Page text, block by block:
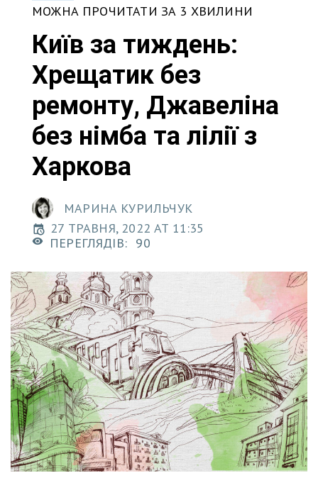
МОЖНА ПРОЧИТАТИ ЗА 3 ХВИЛИНИ
Київ за тиждень:
Хрещатик без
ремонту, Джавеліна
без німба та лілії з
Харкова
МАРИНА КУРИЛЬЧУК
27 ТРАВНЯ, 2022 AT 11:35
ПЕРЕГЛЯДІВ: 90